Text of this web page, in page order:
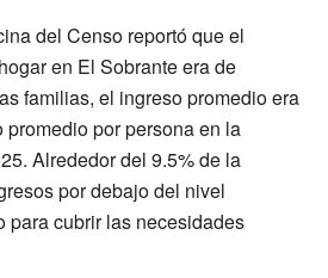
del Censo reportó que el
en El Sobrante era de
familias, el ingreso promedio era
por persona en la
Alrededor del 9.5% de la
por debajo del nivel
para cubrir las necesidades